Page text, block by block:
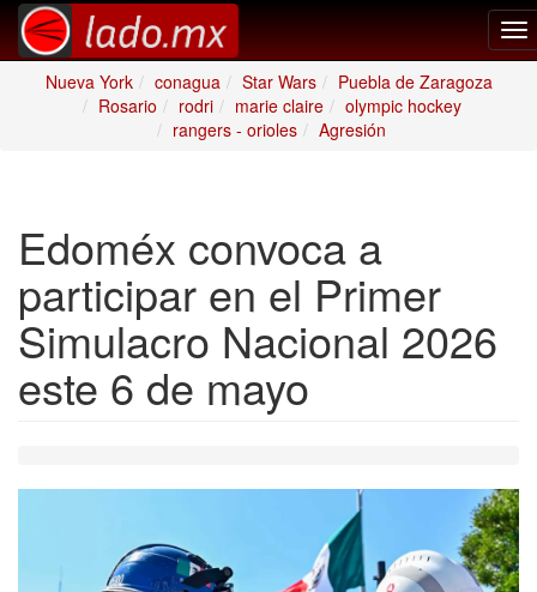
Nueva York
conagua Star Wars
Puebla de Zaragoza
Rosario
rodri marie claire
olympic hockey
rangers - orioles
Agresión
Edoméx convoca a
participar en el Primer
Simulacro Nacional 2026
este 6 de mayo